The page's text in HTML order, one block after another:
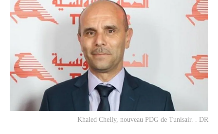
Khaled Chelly, nouveau PDG de Tunisair. . DR